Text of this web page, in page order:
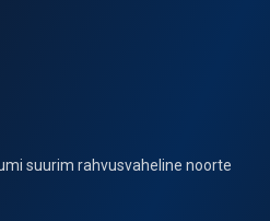
suurim rahvusvaheline noorte